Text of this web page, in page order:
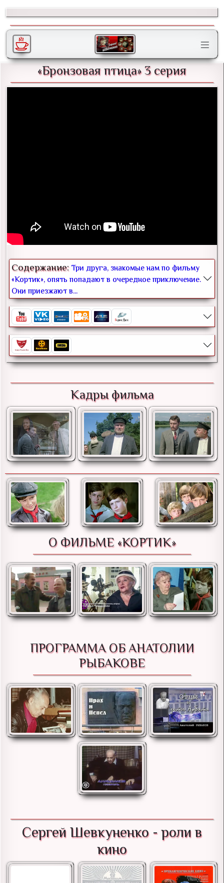
«Бронзовая птица» 3 серия
Содержание: Три друга, знакомые нам по фильму
«Кортик», опять попадают в очередное приключение.
Они приезжают в...
Кадры фильма
О ФИЛЬМЕ «КОРТИК»
ПРОГРАММА ОБ АНАТОЛИИ
РЫБАКОВЕ
Сергей Шевкуненко - роли в
кино